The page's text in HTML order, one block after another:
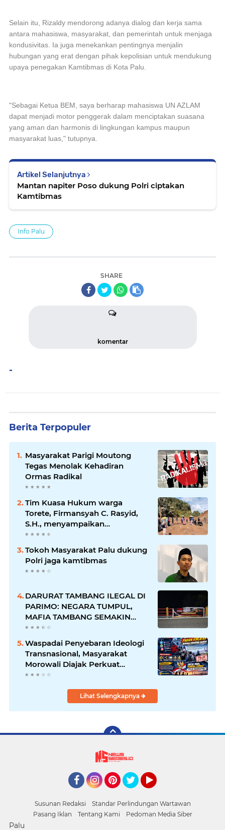
Selain itu, Rizaldy mendorong adanya dialog dan kerja sama
antara mahasiswa, masyarakat, dan pemerintah untuk menjaga
kondusivitas. Ia juga menekankan pentingnya menjalin
hubungan yang erat dengan pihak kepolisian untuk mendukung
upaya penegakan Kamtibmas di Kota Palu.
"Sebagai Ketua BEM, saya berharap mahasiswa UN AZLAM
dapat menjadi motor penggerak dalam menciptakan suasana
yang aman dan harmonis di lingkungan kampus maupun
masyarakat luas," tutupnya.
Artikel Selanjutnya
Mantan napiter Poso dukung Polri ciptakan
Kamtibmas
Info Palu
SHARE
komentar
-
Berita Terpopuler
Masyarakat Parigi Moutong
Tegas Menolak Kehadiran
Ormas Radikal
Tim Kuasa Hukum warga
Torete, Firmansyah C. Rasyid,
S.H., menyampaikan
permohonan maaf atas
berkembang di ruang publik
Tokoh Masyarakat Palu dukung
Polri jaga kamtibmas
DARURAT TAMBANG ILEGAL DI
PARIMO: NEGARA TUMPUL,
MAFIA TAMBANG SEMAKIN
LIAR
Waspadai Penyebaran Ideologi
Transnasional, Masyarakat
Morowali Diajak Perkuat
Persatuan dan Wawasan
Lihat Selengkapnya
Susunan Redaksi
Standar Perlindungan Wartawan
Pasang Iklan
Tentang Kami Pedoman Media Siber
Palu